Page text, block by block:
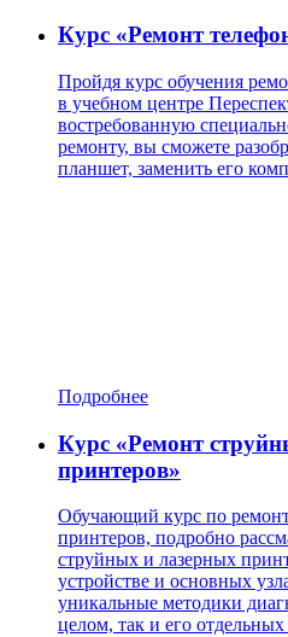
Курс «Ремонт
Пройдя курс обучения
в учебном центре
востребованную
ремонту, вы сможете
планшет, заменить его
Подробнее
Курс «Ремонт
принтеров»
Обучающий курс по
принтеров, подробно
струйных и лазерных
устройстве и основных
уникальные методики
целом, так и его отдельных